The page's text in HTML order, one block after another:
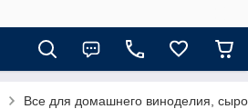
Все для домашнего виноделия,